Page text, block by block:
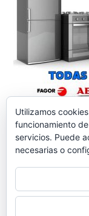
Utilizamos
funcionamiento
servicios. Puede
necesarias o